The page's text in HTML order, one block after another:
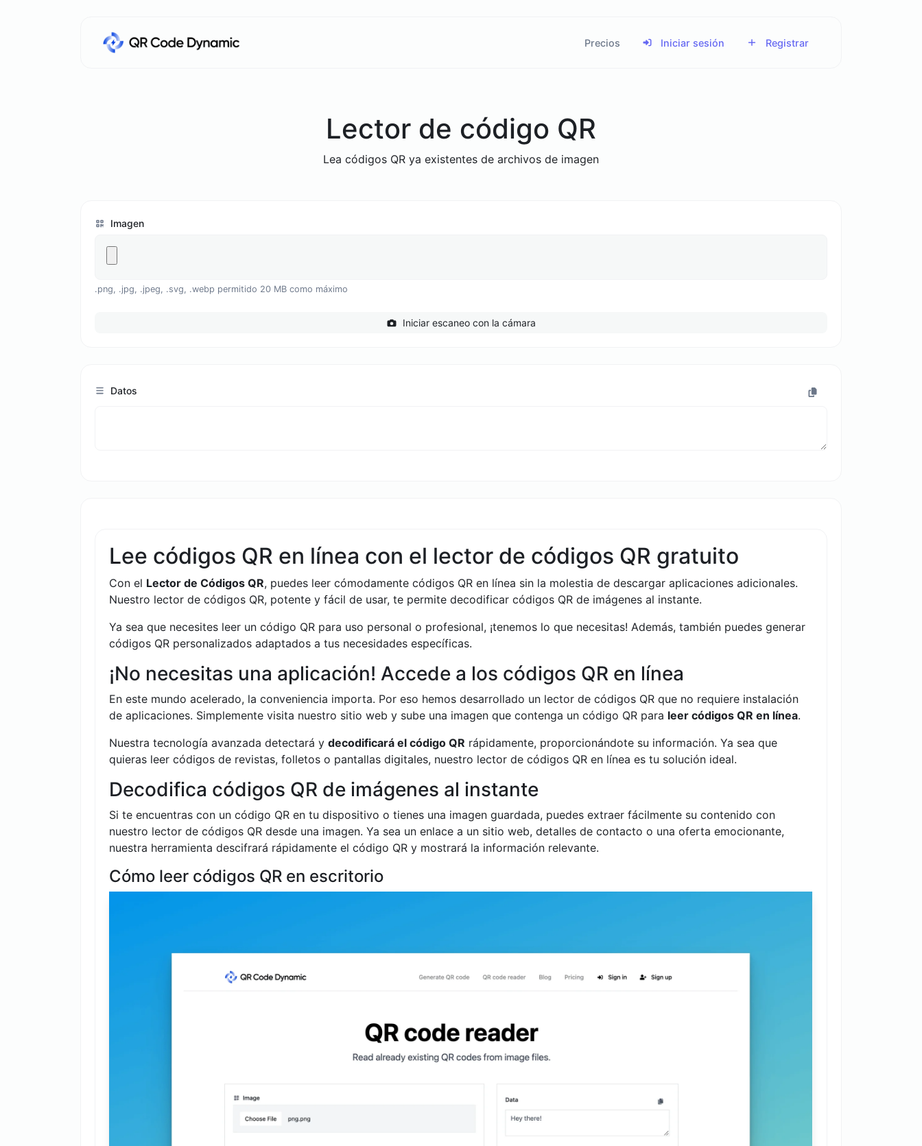
Precios Iniciar sesión Registrar
Lector de código QR
Lea códigos QR ya existentes de archivos de imagen
Imagen
.png, .jpg, .jpeg, .svg, .webp permitido 20 MB como máximo
Iniciar escaneo con la cámara
Datos
Lee códigos QR en línea con el lector de códigos QR gratuito
Con el Lector de Códigos QR, puedes leer cómodamente códigos QR en línea sin la molestia de descargar aplicaciones adicionales.
Nuestro lector de códigos QR, potente y fácil de usar, te permite decodificar códigos QR de imágenes al instante.
Ya sea que necesites leer un código QR para uso personal o profesional, ¡tenemos lo que necesitas! Además, también puedes generar
códigos QR personalizados adaptados a tus necesidades específicas.
¡No necesitas una aplicación! Accede a los códigos QR en línea
En este mundo acelerado, la conveniencia importa. Por eso hemos desarrollado un lector de códigos QR que no requiere instalación
de aplicaciones. Simplemente visita nuestro sitio web y sube una imagen que contenga un código QR para leer códigos QR en línea.
Nuestra tecnología avanzada detectará y decodificará el código QR rápidamente, proporcionándote su información. Ya sea que
quieras leer códigos de revistas, folletos o pantallas digitales, nuestro lector de códigos QR en línea es tu solución ideal.
Decodifica códigos QR de imágenes al instante
Si te encuentras con un código QR en tu dispositivo o tienes una imagen guardada, puedes extraer fácilmente su contenido con
nuestro lector de códigos QR desde una imagen. Ya sea un enlace a un sitio web, detalles de contacto o una oferta emocionante,
nuestra herramienta descifrará rápidamente el código QR y mostrará la información relevante.
Cómo leer códigos QR en escritorio